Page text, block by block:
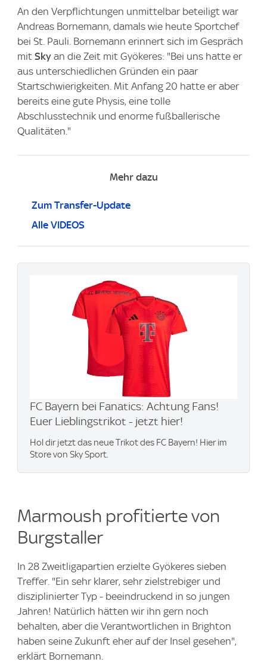
An den Verpflichtungen unmittelbar beteiligt war
Andreas Bornemann, damals wie heute Sportchef
bei St. Pauli. Bornemann erinnert sich im Gespräch
mit Sky an die Zeit mit Gyökeres: "Bei uns hatte er
aus unterschiedlichen Gründen ein paar
Startschwierigkeiten. Mit Anfang 20 hatte er aber
bereits eine gute Physis, eine tolle
Abschlusstechnik und enorme fußballerische
Qualitäten."
Mehr dazu
Zum Transfer-Update
Alle VIDEOS
FC Bayern bei Fanatics: Achtung Fans!
Euer Lieblingstrikot - jetzt hier!
Hol dir jetzt das neue Trikot des FC Bayern! Hier im
Store von Sky Sport.
Marmoush profitierte von
Burgstaller
In 28 Zweitligapartien erzielte Gyökeres sieben
Treffer. "Ein sehr klarer, sehr zielstrebiger und
disziplinierter Typ - beeindruckend in so jungen
Jahren! Natürlich hätten wir ihn gern noch
behalten, aber die Verantwortlichen in Brighton
haben seine Zukunft eher auf der Insel gesehen",
erklärt Bornemann.